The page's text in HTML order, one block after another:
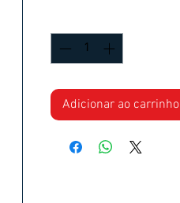
Adicionar ao carrinho